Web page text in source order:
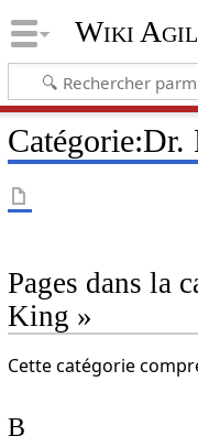
Wiki
Catégorie:Dr.
Pages dans la
King »
Cette catégorie
B